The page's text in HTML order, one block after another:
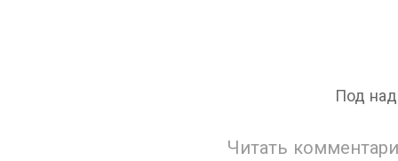
Под
Читать